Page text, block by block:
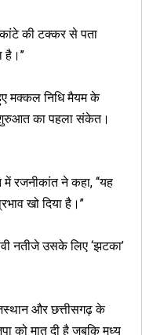
कांटे की टक्कर से पता
मक्कल निधि मैयम के
शुरुआत का पहला संकेत।
रजनीकांत ने कहा, ‘‘यह
खो दिया है।’’
नतीजे उसके लिए ‘झटका’
और छत्तीसगढ़ के
को मात दी है जबकि मध्य